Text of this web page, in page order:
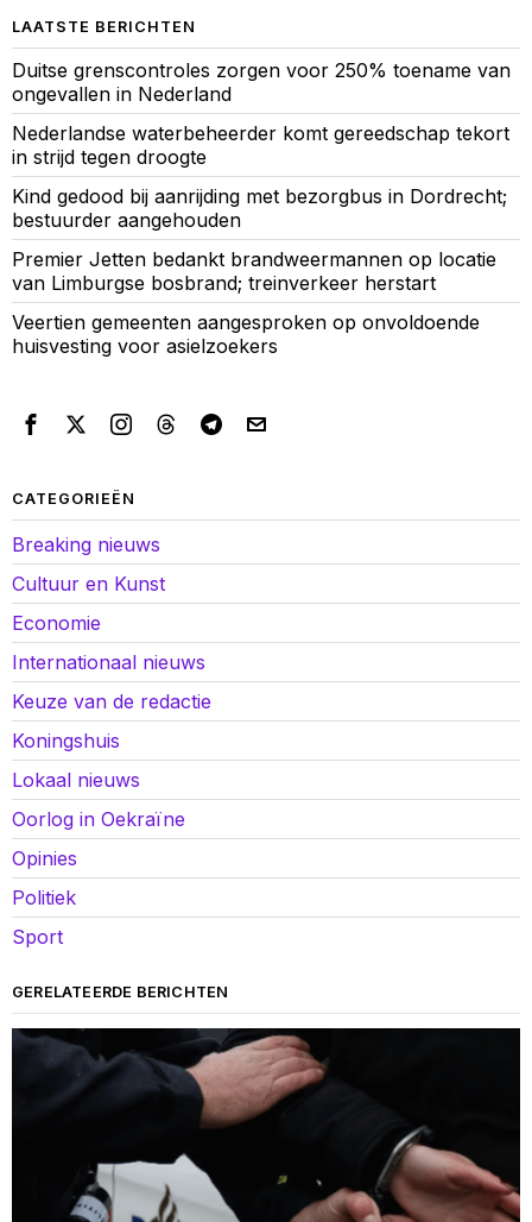
LAATSTE BERICHTEN
Duitse grenscontroles zorgen voor 250% toename van
ongevallen in Nederland
Nederlandse waterbeheerder komt gereedschap tekort
in strijd tegen droogte
Kind gedood bij aanrijding met bezorgbus in Dordrecht;
bestuurder aangehouden
Premier Jetten bedankt brandweermannen op locatie
van Limburgse bosbrand; treinverkeer herstart
Veertien gemeenten aangesproken op onvoldoende
huisvesting voor asielzoekers
CATEGORIEËN
Breaking nieuws
Cultuur en Kunst
Economie
Internationaal nieuws
Keuze van de redactie
Koningshuis
Lokaal nieuws
Oorlog in Oekraïne
Opinies
Politiek
Sport
GERELATEERDE BERICHTEN